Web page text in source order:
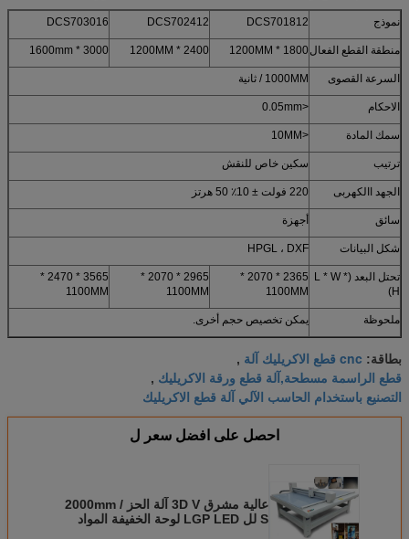
نموذج DCS701812
DCS702412
DCS703016
منطقة القطع الفعال1800 * 1200MM
2400 * 1200MM
3000 * 1600mm
السرعة القصوى 1000MM / ثانية
الاحكام <0.05mm
سمك المادة <10MM
ترتيب سكين خاص للنقش
الجهد االكهربى 220 فولت ± 10٪ 50 هرتز
سائق أجهزة
شكل البيانات HPGL ، DXF
تحتل البعد (L * W *
H)
2365 * 2070 *
1100MM
2965 * 2070 *
1100MM
3565 * 2470 *
1100MM
ملحوظة يمكن تخصيص حجم أخرى.
بطاقة: cnc قطع الاكريليك آلة ,
قطع الراسمة مسطحة,آلة قطع ورقة الاكريليك ,
التصنيع باستخدام الحاسب الآلي آلة قطع الاكريليك
احصل على افضل سعر ل
عالية مشرق 3D V آلة الحز 2000mm /
S لل LGP LED لوحة الخفيفة المواد